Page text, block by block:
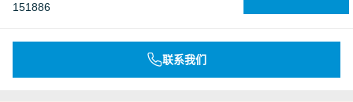
151886
联系我们